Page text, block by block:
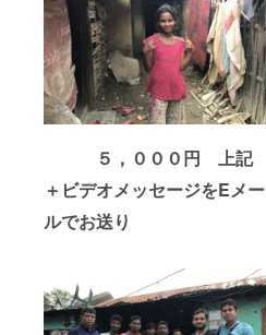
５，０００円 上記
＋ビデオメッセージをEメー
ルでお送り